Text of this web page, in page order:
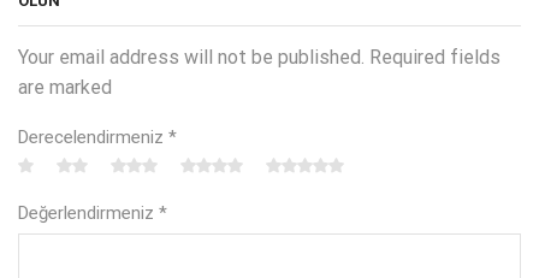
Your email address will not be published. Required fields
are marked
Derecelendirmeniz *
Değerlendirmeniz *